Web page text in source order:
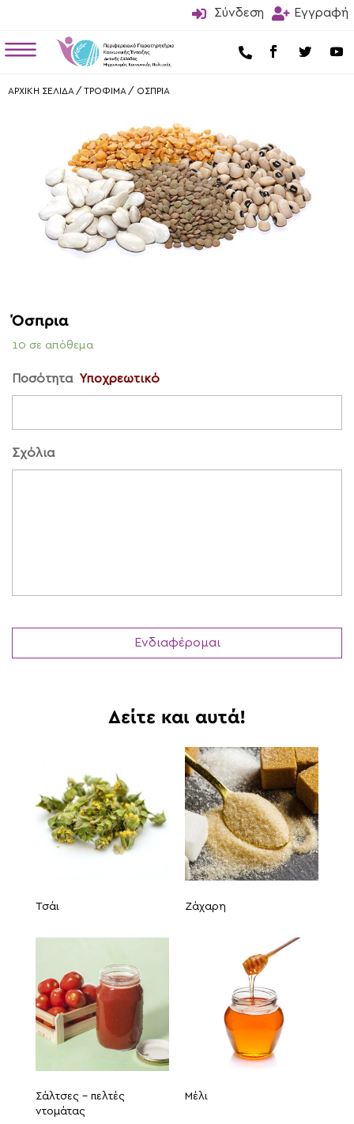
 Σύνδεση  Εγγραφή

ΑΡΧΙΚΗ ΣΕΛΙΔΑ / ΤΡΟΦΙΜΑ / ΟΣΠΡΙΑ
Όσπρια
10 σε απόθεμα
Ποσότητα Υποχρεωτικό
Σχόλια
Δείτε και αυτά!
Τσάι Ζάχαρη
Σάλτσες – πελτές
ντομάτας
Μέλι